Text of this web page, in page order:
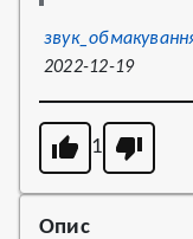
2022-12-19
1
Опис